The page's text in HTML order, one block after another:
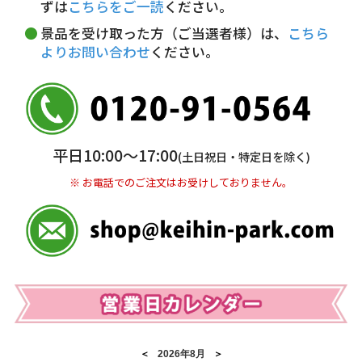
銀行振込(前払い)
普通 7263489
＜口座名＞ カ）ディースタイル
※ 振込み手数料お客様ご負担。
ずはこちらをご一読ください。
景品を受け取った方（ご当選者様）は、 こちら
よりお問い合わせください。
平日10:00〜17:00(土日祝日・特定日を除く)
※ お電話でのご注文はお受けしておりません。